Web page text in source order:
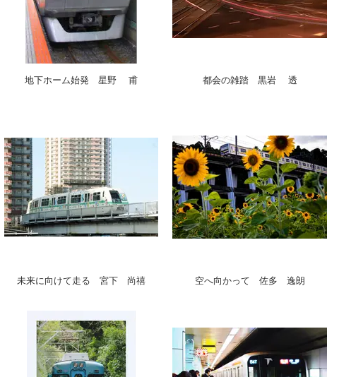
地下ホーム始発 星野 甫 都会の雑踏 黒岩 透
未来に向けて走る 宮下 尚禧 空へ向かって 佐多 逸朗